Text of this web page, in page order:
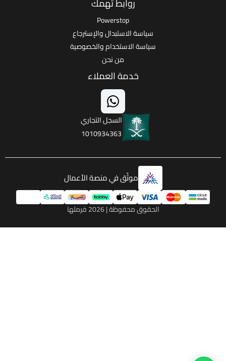
سياسة الاستبدال والإسترجاع
سياسة الاستخدام والخصوصية
خدمة العملاء
السجل التجاري
1010934363
موثّق في منصة الأعمال
الحقوق محفوظة | 2026 فرملها